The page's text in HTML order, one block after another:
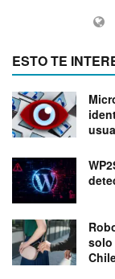
ESTO TE
solo